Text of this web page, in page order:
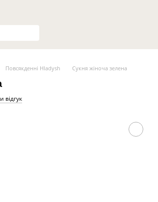
Повсякденні Hladysh Сукня жіноча зелена
відгук